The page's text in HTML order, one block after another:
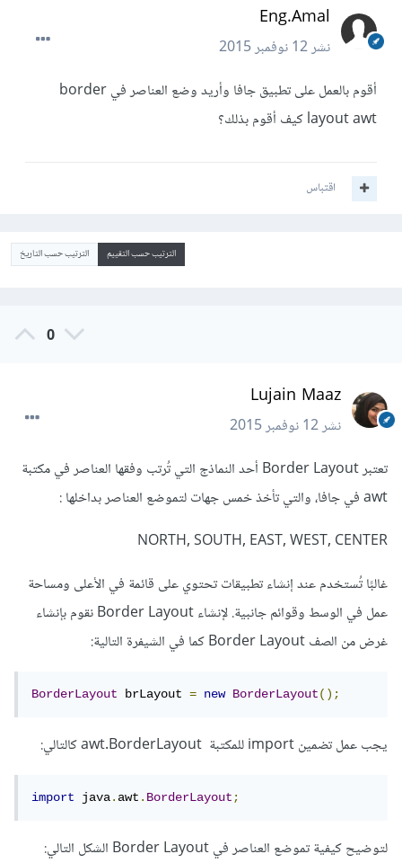
Eng.Amal
نشر12 نوفمبر 2015
أقوم بالعمل على تطبيق جافا وأريد وضع العناصر في border
layout awt كيف أقوم بذلك؟
اقتباس
الترتيب حسب التقييم الترتيب حسب التاريخ
0
Lujain Maaz
نشر12 نوفمبر 2015
تعتبرBorder Layoutأحد النماذج التي تُرتب وفقها العناصر في مكتبة
awt في جافا، والتي تأخذ خمس جهات لتموضع العناصر بداخلها :
NORTH, SOUTH, EAST, WEST, CENTER
غالبًا تُستخدم عند إنشاء تطبيقات تحتوي على قائمة في الأعلى ومساحة
عمل في الوسط وقوائم جانبية. لإنشاء Border Layout نقوم بإنشاء
غرض من الصف Border Layout كما في الشيفرة التالية:
BorderLayout brLayout = new BorderLayout();
يجب عمل تضمين import للمكتبة awt.BorderLayout كالتالي:
import java.awt.BorderLayout;
لتوضيح كيفية تموضع العناصر في Border Layout الشكل التالي: